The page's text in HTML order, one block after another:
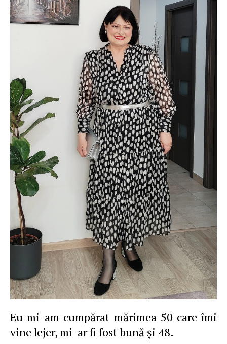
Eu mi-am cumpărat mărimea 50 care îmi
vine lejer, mi-ar fi fost bună şi 48.